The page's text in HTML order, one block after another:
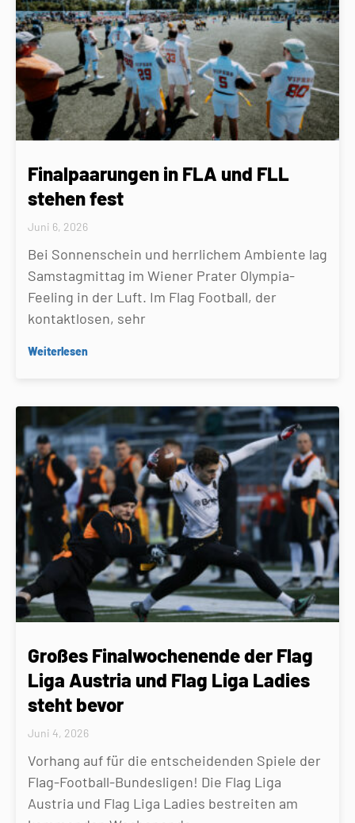
Finalpaarungen in FLA und FLL
stehen fest
Juni 6, 2026
Bei Sonnenschein und herrlichem Ambiente lag
Samstagmittag im Wiener Prater Olympia-
Feeling in der Luft. Im Flag Football, der
kontaktlosen, sehr
Weiterlesen
Großes Finalwochenende der Flag
Liga Austria und Flag Liga Ladies
steht bevor
Juni 4, 2026
Vorhang auf für die entscheidenden Spiele der
Flag-Football-Bundesligen! Die Flag Liga
Austria und Flag Liga Ladies bestreiten am